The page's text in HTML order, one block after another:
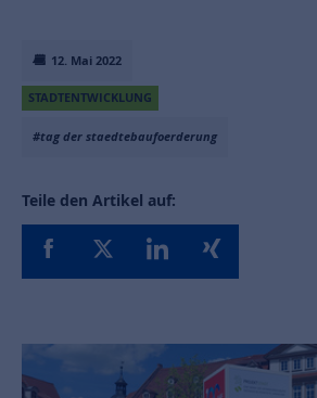
12. Mai 2022
STADTENTWICKLUNG
#tag der staedtebaufoerderung
Teile den Artikel auf: